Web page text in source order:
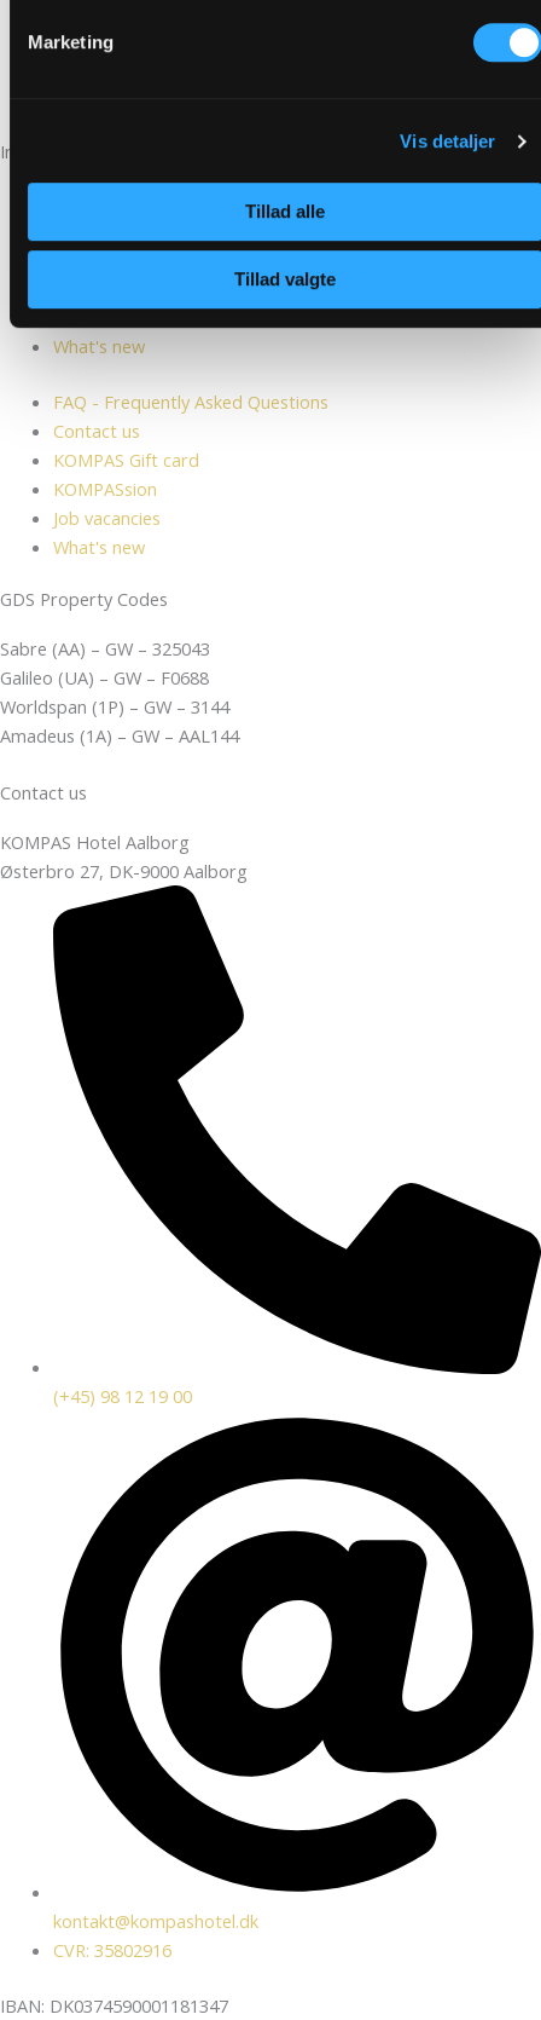
Marketing
Vis detaljer
Tillad alle
Tillad valgte
Information
FAQ - Frequently Asked Questions
KOMPAS Gift card
Job vacancies
What's new
FAQ - Frequently Asked Questions
Contact us
KOMPAS Gift card
KOMPASsion
Job vacancies
What's new
GDS Property Codes
Sabre (AA) – GW – 325043
Galileo (UA) – GW – F0688
Worldspan (1P) – GW – 3144
Amadeus (1A) – GW – AAL144
Contact us
KOMPAS Hotel Aalborg
Østerbro 27, DK-9000 Aalborg
(+45) 98 12 19 00
kontakt@kompashotel.dk
CVR: 35802916
IBAN: DK0374590001181347